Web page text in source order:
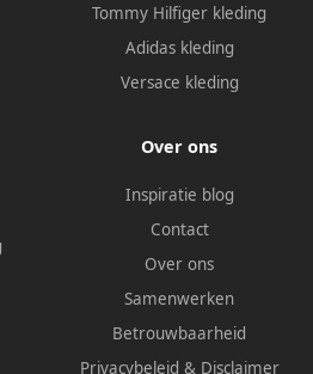
Tommy Hilfiger kleding
Adidas kleding
Versace kleding
Over ons
Inspiratie blog
Contact
Over ons
Samenwerken
Betrouwbaarheid
Privacybeleid & Disclaimer